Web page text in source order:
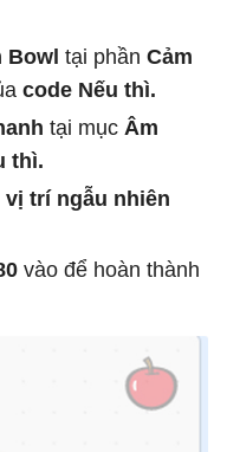
tại phần Cảm
code Nếu thì.
tại mục Âm
thì.
trí ngẫu nhiên
vào để hoàn thành